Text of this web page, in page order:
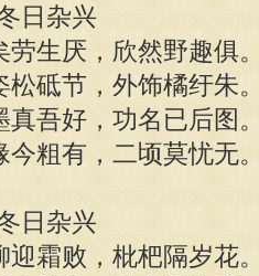
日杂兴
生厌，欣然野趣俱
砥节，外饰橘纡朱
吾好，功名已后图
粗有，二顷莫忧无
日杂兴
霜败，枇杷隔岁花